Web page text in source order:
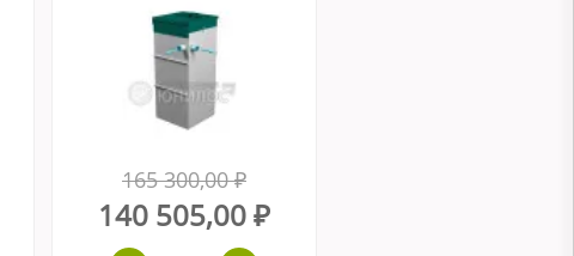
165 300,00 ₽
140 505,00 ₽